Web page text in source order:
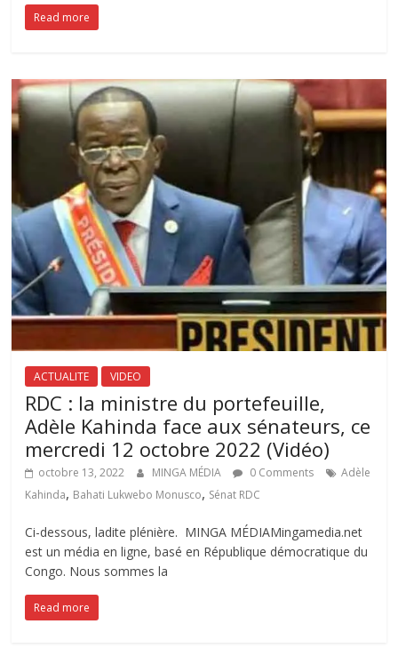
Read more
ACTUALITE VIDEO
RDC : la ministre du portefeuille,
Adèle Kahinda face aux sénateurs, ce
mercredi 12 octobre 2022 (Vidéo)
octobre 13, 2022 MINGA MÉDIA 0 Comments
Adèle
Kahinda, Bahati Lukwebo Monusco, Sénat RDC
Ci-dessous, ladite plénière. MINGA MÉDIAMingamedia.net
est un média en ligne, basé en République démocratique du
Congo. Nous sommes la
Read more